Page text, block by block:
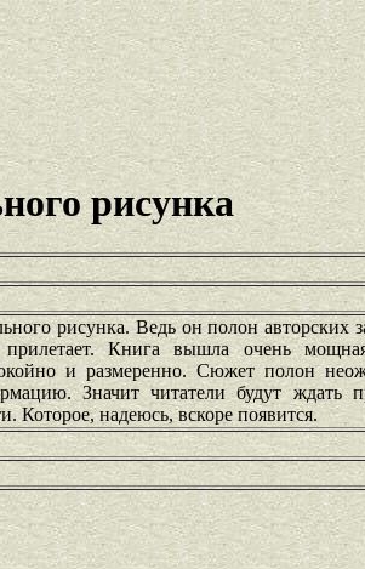
рисунка
рисунка. Ведь он полон авторских
Книга вышла очень
и размеренно. Сюжет полон
Значит читатели будут ждать
Которое, надеюсь, вскоре появится.